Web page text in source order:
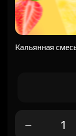
Кальянная